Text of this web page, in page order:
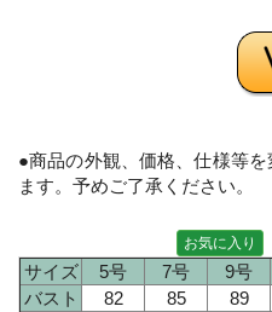
●商品の外観、価格、仕様等
ます。予めご了承ください。
お気に入り
サイズ 5号 7号 9号
バスト
82 85 89